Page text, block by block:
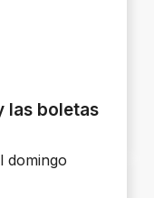
las boletas